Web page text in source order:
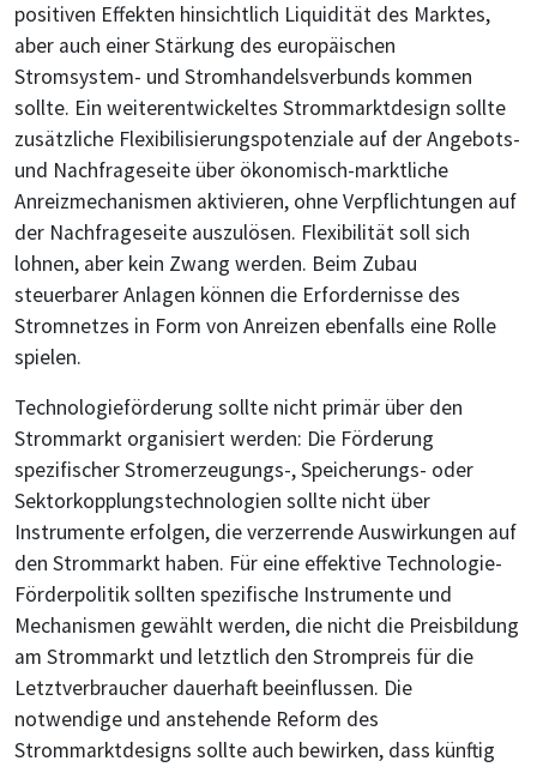
positiven Effekten hinsichtlich Liquidität des Marktes,
aber auch einer Stärkung des europäischen
Stromsystem- und Stromhandelsverbunds kommen
sollte. Ein weiterentwickeltes Strommarktdesign sollte
zusätzliche Flexibilisierungspotenziale auf der Angebots-
und Nachfrageseite über ökonomisch-marktliche
Anreizmechanismen aktivieren, ohne Verpflichtungen auf
der Nachfrageseite auszulösen. Flexibilität soll sich
lohnen, aber kein Zwang werden. Beim Zubau
steuerbarer Anlagen können die Erfordernisse des
Stromnetzes in Form von Anreizen ebenfalls eine Rolle
spielen.
Technologieförderung sollte nicht primär über den
Strommarkt organisiert werden: Die Förderung
spezifischer Stromerzeugungs-, Speicherungs- oder
Sektorkopplungstechnologien sollte nicht über
Instrumente erfolgen, die verzerrende Auswirkungen auf
den Strommarkt haben. Für eine effektive Technologie-
Förderpolitik sollten spezifische Instrumente und
Mechanismen gewählt werden, die nicht die Preisbildung
am Strommarkt und letztlich den Strompreis für die
Letztverbraucher dauerhaft beeinflussen. Die
notwendige und anstehende Reform des
Strommarktdesigns sollte auch bewirken, dass künftig